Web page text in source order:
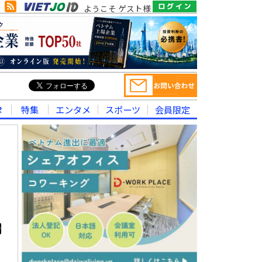
ようこそ ゲスト様
特集 エンタメ スポーツ 会員限定